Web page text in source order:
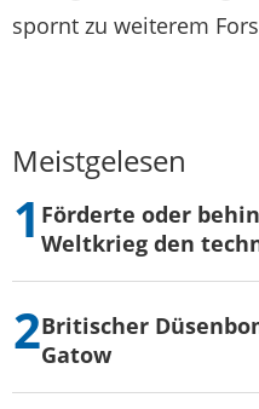
spornt zu weiterem
Meistgelesen
Förderte oder
Weltkrieg den
Britischer
Gatow